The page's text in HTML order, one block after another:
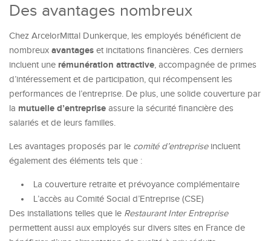
Des avantages nombreux
Chez ArcelorMittal Dunkerque, les employés bénéficient de
nombreux avantages et incitations financières. Ces derniers
incluent une rémunération attractive, accompagnée de primes
d’intéressement et de participation, qui récompensent les
performances de l’entreprise. De plus, une solide couverture par
la mutuelle d’entreprise assure la sécurité financière des
salariés et de leurs familles.
Les avantages proposés par le comité d’entrepriseincluent
également des éléments tels que :
La couverture retraite et prévoyance complémentaire
L’accès au Comité Social d’Entreprise (CSE)
Des installations telles que le Restaurant Inter Entreprise
permettent aussi aux employés sur divers sites en France de